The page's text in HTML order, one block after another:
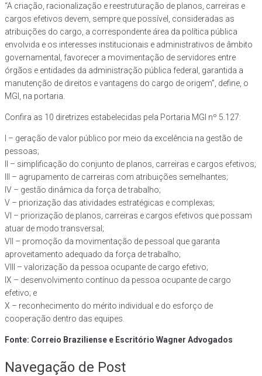
“A criação, racionalização e reestruturação de planos, carreiras e
cargos efetivos devem, sempre que possível, consideradas as
atribuições do cargo, a correspondente área da política pública
envolvida e os interesses institucionais e administrativos de âmbito
governamental, favorecer a movimentação de servidores entre
órgãos e entidades da administração pública federal, garantida a
manutenção de direitos e vantagens do cargo de origem”, define, o
MGI, na portaria.
Confira as 10 diretrizes estabelecidas pela Portaria MGI nº 5.127:
I – geração de valor público por meio da excelência na gestão de
pessoas;
II – simplificação do conjunto de planos, carreiras e cargos efetivos;
III – agrupamento de carreiras com atribuições semelhantes;
IV – gestão dinâmica da força de trabalho;
V – priorização das atividades estratégicas e complexas;
VI – priorização de planos, carreiras e cargos efetivos que possam
atuar de modo transversal;
VII – promoção da movimentação de pessoal que garanta
aproveitamento adequado da força de trabalho;
VIII – valorização da pessoa ocupante de cargo efetivo;
IX – desenvolvimento contínuo da pessoa ocupante de cargo
efetivo; e
X – reconhecimento do mérito individual e do esforço de
cooperação dentro das equipes.
Fonte: Correio Braziliense e Escritório Wagner Advogados
Navegação de Post